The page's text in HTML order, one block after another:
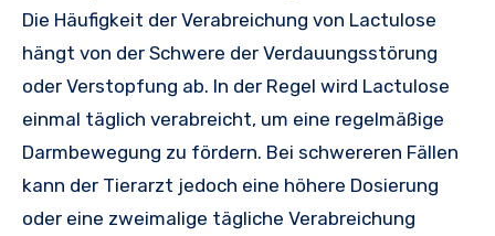
Die Häufigkeit der Verabreichung von Lactulose
hängt von der Schwere der Verdauungsstörung
oder Verstopfung ab. In der Regel wird Lactulose
einmal täglich verabreicht, um eine regelmäßige
Darmbewegung zu fördern. Bei schwereren Fällen
kann der Tierarzt jedoch eine höhere Dosierung
oder eine zweimalige tägliche Verabreichung